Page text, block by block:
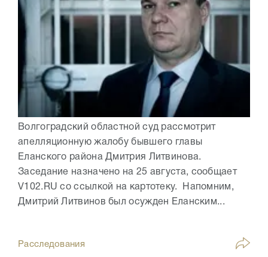
Волгоградский областной суд рассмотрит
апелляционную жалобу бывшего главы
Еланского района Дмитрия Литвинова.
Заседание назначено на 25 августа, сообщает
V102.RU со ссылкой на картотеку. Напомним,
Дмитрий Литвинов был осужден Еланским...
Расследования